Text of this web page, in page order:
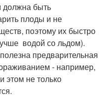
должна быть
плоды и не
поэтому их быстро
водой со льдом).
предварительная
- например,
этом не только